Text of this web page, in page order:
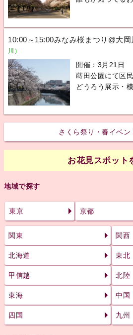
10:00～15:00みなみ桜まつり@大岡
川）
開催：3月21日
蒔田公園にて区
どうろう展示・
さくら祭り・春イベン
お花見スポット
地域で探す
東京 京都
関東 関西
北海道 東北
甲信越 北陸
東海 中国
四国 九州